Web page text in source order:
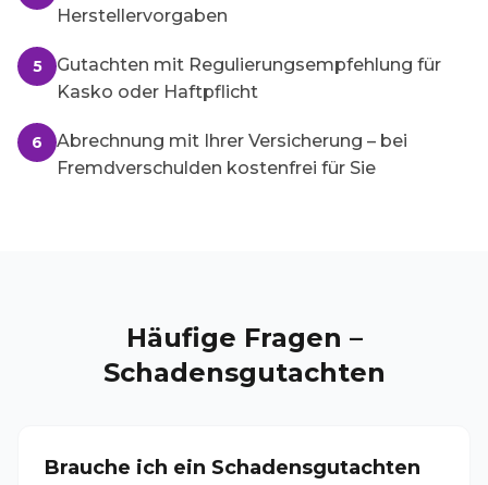
Herstellervorgaben
5
Gutachten mit Regulierungsempfehlung für
Kasko oder Haftpflicht
6
Abrechnung mit Ihrer Versicherung – bei
Fremdverschulden kostenfrei für Sie
Häufige Fragen –
Schadensgutachten
Brauche ich ein Schadensgutachten